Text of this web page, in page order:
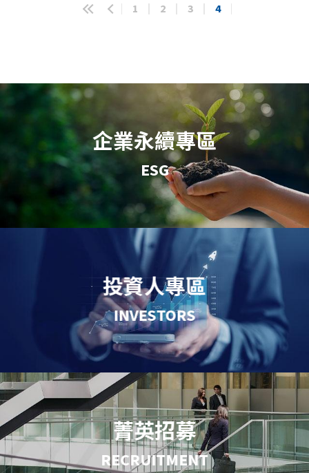
1 2 3 4
企業永續專區
ESG
投資人專區
INVESTORS
菁英招募
RECRUITMENT